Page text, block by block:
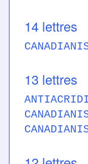
14 lettres
13 lettres